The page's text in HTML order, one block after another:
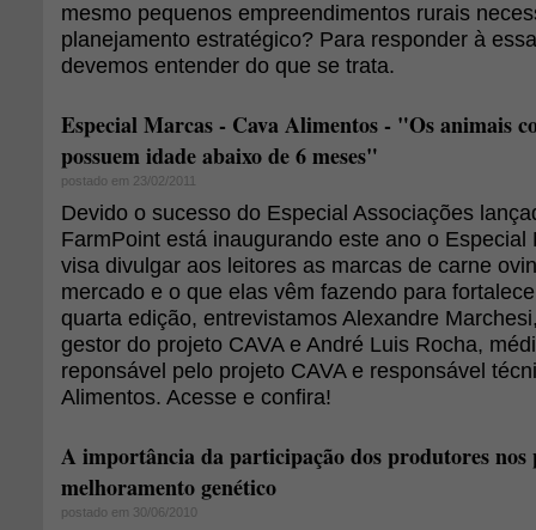
mesmo pequenos empreendimentos rurais
planejamento estratégico? Para responder à
devemos entender do que se trata.
Especial Marcas - Cava Alimentos - "Os animais
possuem idade abaixo de 6 meses"
postado em 23/02/2011
Devido o sucesso do Especial Associações
FarmPoint está inaugurando este ano o Especial
visa divulgar aos leitores as marcas de carne
mercado e o que elas vêm fazendo para
quarta edição, entrevistamos Alexandre
gestor do projeto CAVA e André Luis Rocha,
reponsável pelo projeto CAVA e responsável
Alimentos. Acesse e confira!
A importância da participação dos produtores nos
melhoramento genético
postado em 30/06/2010